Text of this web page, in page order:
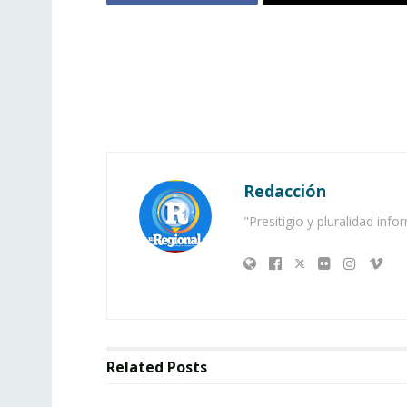
Redacción
"Presitigio y pluralidad
Related Posts